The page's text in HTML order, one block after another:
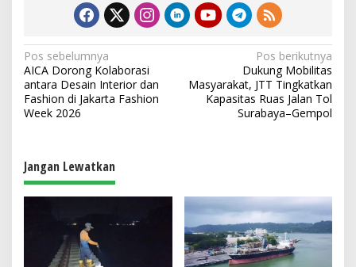
N
a
v
i
a
s
Pos sebelumnya
AICA Dorong Kolaborasi
antara Desain Interior dan
Fashion di Jakarta Fashion
Week 2026
Pos berikutnya
Dukung Mobilitas
Masyarakat, JTT Tingkatkan
Kapasitas Ruas Jalan Tol
Surabaya–Gempol
Jangan Lewatkan